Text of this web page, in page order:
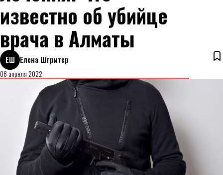
известно об убийце
врача в Алматы
ЕШ Елена Штритер
06 апреля 2022